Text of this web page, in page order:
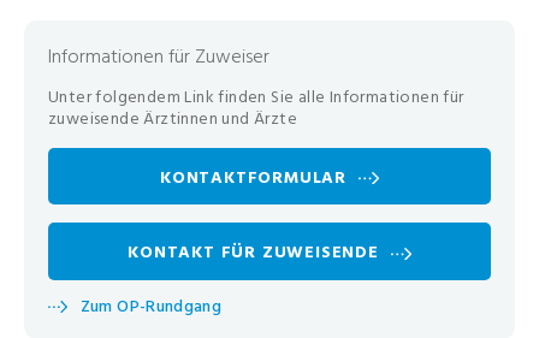
Informationen für Zuweiser
Unter folgendem Link finden Sie alle Informationen für
zuweisende Ärztinnen und Ärzte
KONTAKTFORMULAR
KONTAKT FÜR ZUWEISENDE
Zum OP-Rundgang